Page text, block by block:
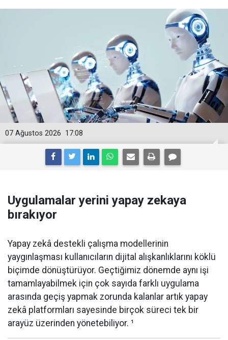
17:08
07 Ağustos 2026
Uygulamalar yerini yapay zekaya
bırakıyor
Yapay zekâ destekli çalışma modellerinin
yaygınlaşması kullanıcıların dijital alışkanlıklarını köklü
biçimde dönüştürüyor. Geçtiğimiz dönemde aynı işi
tamamlayabilmek için çok sayıda farklı uygulama
arasında geçiş yapmak zorunda kalanlar artık yapay
zekâ platformları sayesinde birçok süreci tek bir
arayüz üzerinden yönetebiliyor. ¹